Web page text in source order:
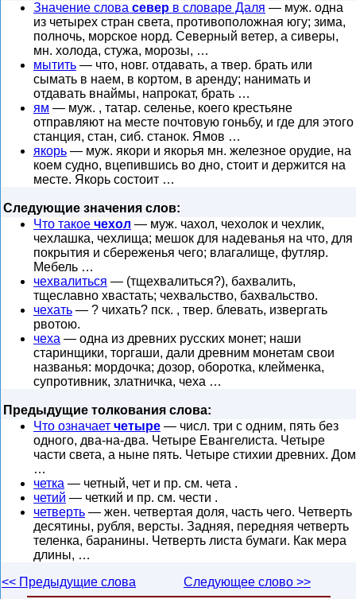
Значение слова север в словаре Даля — муж. одна
из четырех стран света, противоположная югу; зима,
полночь, морское норд. Северный ветер, а сиверы,
мн. холода, стужа, морозы, …
мытить — что, новг. отдавать, а твер. брать или
сымать в наем, в кортом, в аренду; нанимать и
отдавать внаймы, напрокат, брать …
ям — муж. , татар. селенье, коего крестьяне
отправляют на месте почтовую гоньбу, и где для этого
станция, стан, сиб. станок. Ямов …
якорь — муж. якори и якорья мн. железное орудие, на
коем судно, вцепившись во дно, стоит и держится на
месте. Якорь состоит …
Следующие значения слов:
Что такое чехол — муж. чахол, чехолок и чехлик,
чехлашка, чехлища; мешок для надеванья на что, для
покрытия и сбереженья чего; влагалище, футляр.
Мебель …
чехвалиться — (тщехвалиться?), бахвалить,
тщеславно хвастать; чехвальство, бахвальство.
чехать — ? чихать? пск. , твер. блевать, извергать
рвотою.
чеха — одна из древних русских монет; наши
старинщики, торгаши, дали древним монетам свои
названья: мордочка; дозор, оборотка, клейменка,
супротивник, златничка, чеха …
Предыдущие толкования слова:
Что означает четыре — числ. три с одним, пять без
одного, два-на-два. Четыре Евангелиста. Четыре
части света, а ныне пять. Четыре стихии древних. Дом
…
четка — четный, чет и пр. см. чета .
четий — четкий и пр. см. чести .
четверть — жен. четвертая доля, часть чего. Четверть
десятины, рубля, версты. Задняя, передняя четверть
теленка, баранины. Четверть листа бумаги. Как мера
длины, …
<< Предыдущие слова
Следующее слово >>